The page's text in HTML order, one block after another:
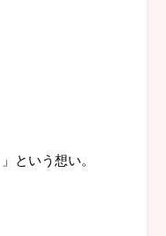
という想い。